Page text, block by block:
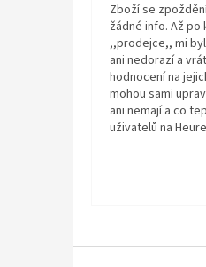
Zboží se
žádné info. Až
,,prodejce,, mi
ani nedorazí a
hodnocení na
mohou sami
ani nemají a co
uživatelů na